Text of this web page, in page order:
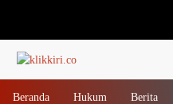
Beranda Hukum Berita